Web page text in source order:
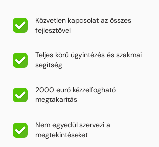
Közvetlen kapcsolat az összes
fejlesztővel
Teljes körű ügyintézés és szakmai
segítség
2000 euró kézzelfogható
megtakarítás
Nem egyedül szervezi a
megtekintéseket